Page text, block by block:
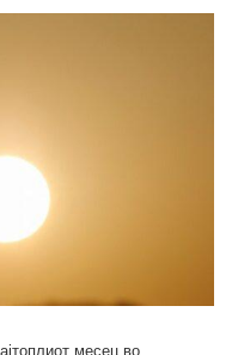
месец во